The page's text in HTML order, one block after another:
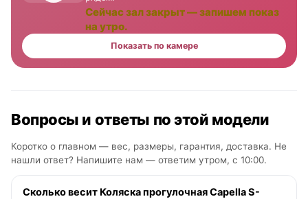
Сейчас зал закрыт — запишем показ
на утро.
Показать по камере
Вопросы и ответы по этой модели
Коротко о главном — вес, размеры, гарантия, доставка. Не
нашли ответ? Напишите нам — ответим утром, с 10:00.
Сколько весит Коляска прогулочная Capella S-